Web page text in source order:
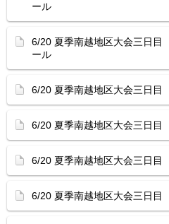
ール
6/20 夏季南越地区大会三日
ール
6/20 夏季南越地区大会三日
6/20 夏季南越地区大会三日
6/20 夏季南越地区大会三日
6/20 夏季南越地区大会三日